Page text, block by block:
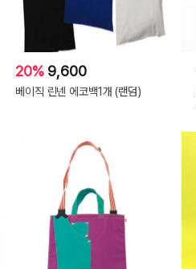
20% 9,600
베이직 린넨 에코백1개 (랜덤)